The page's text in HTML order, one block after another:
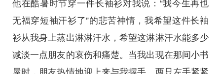
他在酷暑时节穿一件长袖衫对我说：“我今生再也
无福穿短袖汗衫了”的悲苦神情，我希望这件长袖
衫从我身上蒸出淋淋汗水，希望这淋淋汗水能多少
减淡一点朋友的哀伤和痛楚。当我出现在那间小书
屋时，朋友热情地迎上来与我握手。两只左手紧紧